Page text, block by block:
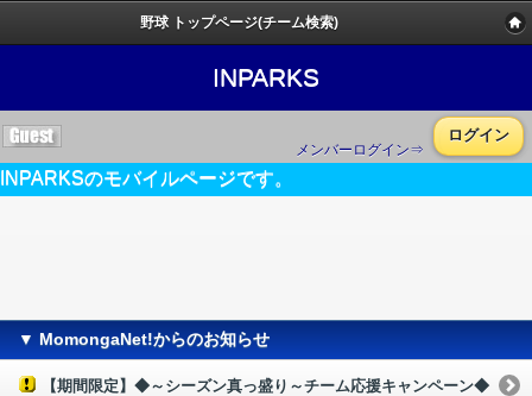
野球 トップページ(チーム検索)
INPARKS
メンバーログイン⇒
ログイン
INPARKSのモバイルページです。
▼ MomongaNet!からのお知らせ
【期間限定】◆～シーズン真っ盛り～チーム応援キャンペーン◆